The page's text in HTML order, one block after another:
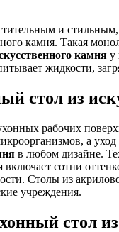
и
камня. Такая
камня у
жидкости,
стол из
рабочих
а
в любом дизайне.
сотни
Столы из
учреждения.
стол